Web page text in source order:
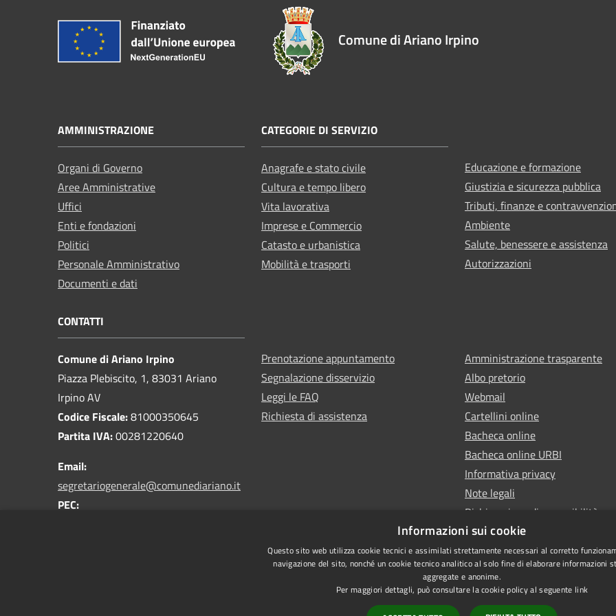
Comune di Ariano Irpino
AMMINISTRAZIONE
Organi di Governo
Aree Amministrative
Uffici
Enti e fondazioni
Politici
Personale Amministrativo
Documenti e dati
CATEGORIE DI SERVIZIO
Anagrafe e stato civile
Cultura e tempo libero
Vita lavorativa
Imprese e Commercio
Catasto e urbanistica
Mobilità e trasporti
Educazione e formazione
Giustizia e sicurezza pubblica
Tributi, finanze e
Ambiente
Salute, benessere e assistenza
Autorizzazioni
CONTATTI
Comune di Ariano Irpino
Piazza Plebiscito, 1, 83031 Ariano
Irpino AV
Codice Fiscale:81000350645
Partita IVA:00281220640
Email:
segretariogenerale@comunediariano.it
PEC:
Prenotazione appuntamento
Segnalazione disservizio
Leggi le FAQ
Richiesta di assistenza
Amministrazione trasparente
Albo pretorio
Webmail
Cartellini online
Bacheca online
Bacheca online URBI
Informativa privacy
Note legali
Dichiarazione di accessibilità
Informazioni sui cookie
Questo sito web utilizza cookie tecnici e assimilati strettamente necessari al corretto
navigazione del sito, nonché un cookie tecnico analitico al solo fine di elaborare informazioni
aggregate e anonime.
Per maggiori dettagli, può consultare la cookie policy al seguente link